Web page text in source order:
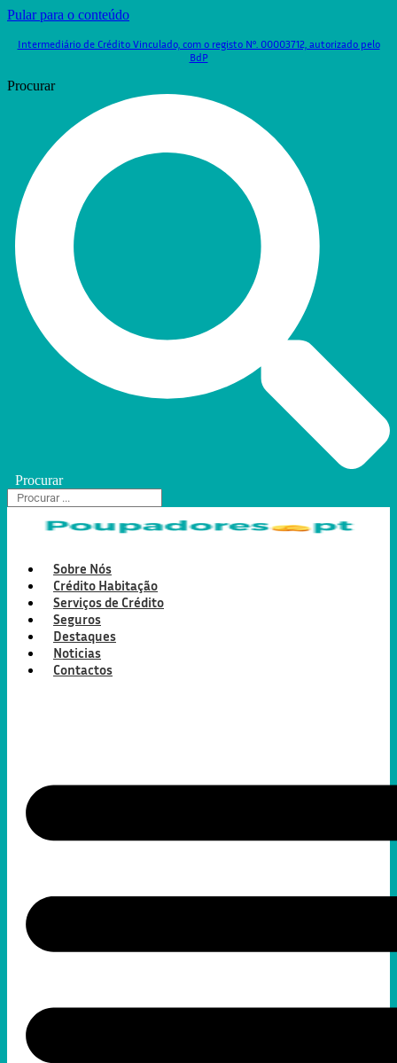
Pular para o conteúdo
Intermediário de Crédito Vinculado, com o registo Nº. 00003712, autorizado pelo
BdP
Procurar
Procurar
Sobre Nós
Crédito Habitação
Serviços de Crédito
Seguros
Destaques
Noticias
Contactos